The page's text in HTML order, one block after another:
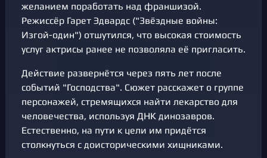
желанием поработать над франшизой.
Режиссёр Гарет Эдвардс ("Звёздные войны:
Изгой-один") отшутился, что высокая стоимость
услуг актрисы ранее не позволяла её пригласить.
Действие развернётся через пять лет после
событий "Господства". Сюжет расскажет о группе
персонажей, стремящихся найти лекарство для
человечества, используя ДНК динозавров.
Естественно, на пути к цели им придётся
столкнуться с доисторическими хищниками.